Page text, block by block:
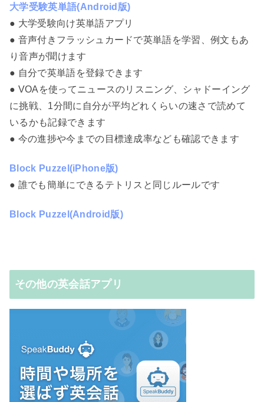
大学受験英単語(Android版)
● 大学受験向け英単語アプリ
● 音声付きフラッシュカードで英単語を学習、例文もあ
り音声が聞けます
● 自分で英単語を登録できます
● VOAを使ってニュースのリスニング、シャドーイング
に挑戦、1分間に自分が平均どれくらいの速さで読めて
いるかも記録できます
● 今の進捗や今までの目標達成率なども確認できます
Block Puzzel(iPhone版)
● 誰でも簡単にできるテトリスと同じルールです
Block Puzzel(Android版)
その他の英会話アプリ